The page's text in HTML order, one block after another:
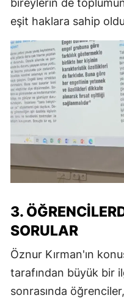
bireylerin de
eşit haklara sahip
3.
SORULAR
Öznur Kırman'ın
tarafından büyük bir
sonrasında